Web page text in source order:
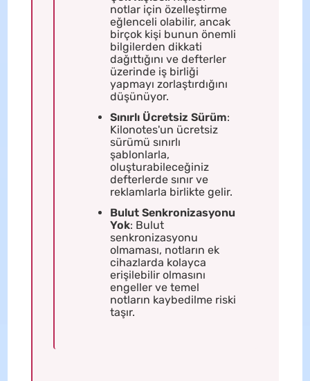
notlar için özelleştirme
eğlenceli olabilir, ancak
birçok kişi bunun önemli
bilgilerden dikkati
dağıttığını ve defterler
üzerinde iş birliği
yapmayı zorlaştırdığını
düşünüyor.
Sınırlı Ücretsiz Sürüm:
Kilonotes'un ücretsiz
sürümü sınırlı
şablonlarla,
oluşturabileceğiniz
defterlerde sınır ve
reklamlarla birlikte gelir.
Bulut Senkronizasyonu
Yok: Bulut
senkronizasyonu
olmaması, notların ek
cihazlarda kolayca
erişilebilir olmasını
engeller ve temel
notların kaybedilme riski
taşır.